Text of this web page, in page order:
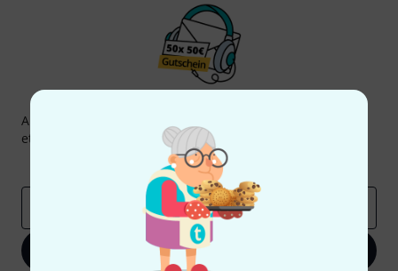
Abonniere den Thomann Newsletter und gewinne mit
etwas Glück einen von
50 Gutscheinen
Inspirierende Beiträge
Deals
Jetzt anmelden